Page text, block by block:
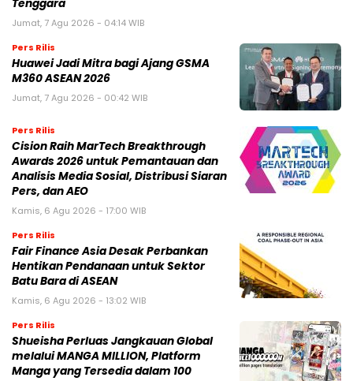
Tenggara
Jumat, 7 Agu 2026 - 04:14 WIB
Pers Rilis
Huawei Jadi Mitra bagi Ajang GSMA
M360 ASEAN 2026
Jumat, 7 Agu 2026 - 00:42 WIB
Pers Rilis
Cision Raih MarTech Breakthrough
Awards 2026 untuk Pemantauan dan
Analisis Media Sosial, Distribusi Siaran
Pers, dan AEO
Kamis, 6 Agu 2026 - 17:00 WIB
Pers Rilis
Fair Finance Asia Desak Perbankan
Hentikan Pendanaan untuk Sektor
Batu Bara di ASEAN
Kamis, 6 Agu 2026 - 13:02 WIB
Pers Rilis
Shueisha Perluas Jangkauan Global
melalui MANGA MILLION, Platform
Manga yang Tersedia dalam 100